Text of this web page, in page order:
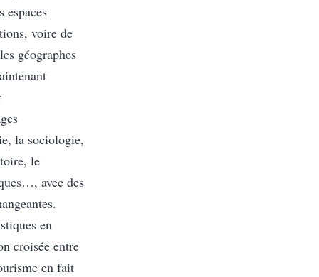
espaces
voire de
géographes
la sociologie,
le
avec des
en
croisée entre
en fait